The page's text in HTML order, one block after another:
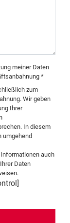
meiner Daten
*
zum
Wir geben
Ihrer
In diesem
umgehend
auch
Daten
.